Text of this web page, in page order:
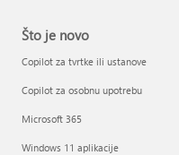
Što je novo
Copilot za tvrtke ili ustanove
Copilot za osobnu upotrebu
Microsoft 365
Windows 11 aplikacije